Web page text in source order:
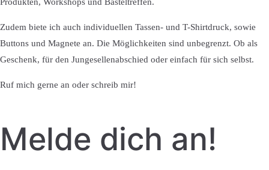
Produkten, Workshops und Basteltreffen.
Zudem biete ich auch individuellen Tassen- und T-Shirtdruck, sowie
Buttons und Magnete an. Die Möglichkeiten sind unbegrenzt. Ob als
Geschenk, für den Jungesellenabschied oder einfach für sich selbst.
Ruf mich gerne an oder schreib mir!
Melde dich an!